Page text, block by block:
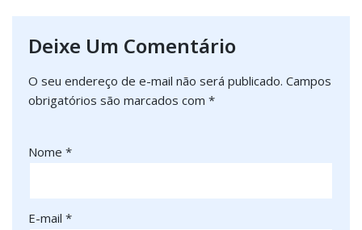
Deixe Um Comentário
O seu endereço de e-mail não será publicado. Campos
obrigatórios são marcados com *
Nome *
E-mail *